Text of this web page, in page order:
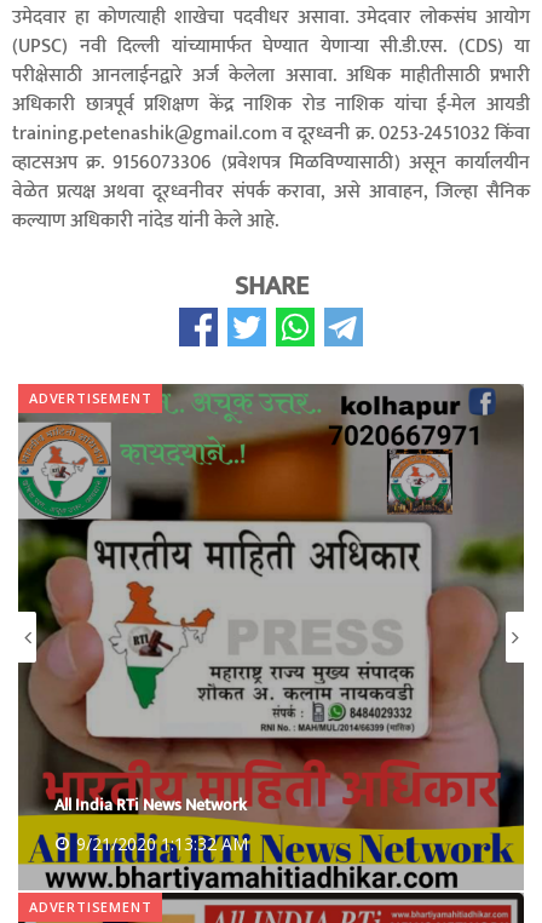
उमेदवार हा कोणत्याही शाखेचा पदवीधर असावा. उमेदवार लोकसंघ आयोग
(UPSC) नवी दिल्ली यांच्यामार्फत घेण्यात येणाऱ्या सी.डी.एस. (CDS) या
परीक्षेसाठी आनलाईनद्वारे अर्ज केलेला असावा. अधिक माहीतीसाठी प्रभारी
अधिकारी छात्रपूर्व प्रशिक्षण केंद्र नाशिक रोड नाशिक यांचा ई-मेल आयडी
training.petenashik@gmail.com व दूरध्वनी क्र. 0253-2451032 किंवा
व्हाटसअप क्र. 9156073306 (प्रवेशपत्र मिळविण्यासाठी) असून कार्यालयीन
वेळेत प्रत्यक्ष अथवा दूरध्वनीवर संपर्क करावा, असे आवाहन, जिल्हा सैनिक
कल्याण अधिकारी नांदेड यांनी केले आहे.
SHARE
ADVERTISEMENT
All India RTi News Network
9/21/2020 1:18:06 AM
ADVERTISEMENT